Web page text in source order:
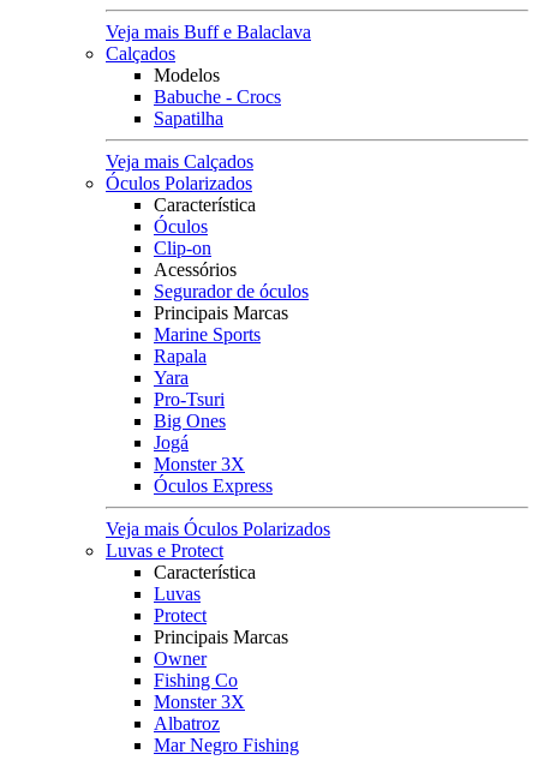
Veja mais Buff e Balaclava
Calçados
Modelos
Babuche - Crocs
Sapatilha
Veja mais Calçados
Óculos Polarizados
Característica
Óculos
Clip-on
Acessórios
Segurador de óculos
Principais Marcas
Marine Sports
Rapala
Yara
Pro-Tsuri
Big Ones
Jogá
Monster 3X
Óculos Express
Veja mais Óculos Polarizados
Luvas e Protect
Característica
Luvas
Protect
Principais Marcas
Owner
Fishing Co
Monster 3X
Albatroz
Mar Negro Fishing